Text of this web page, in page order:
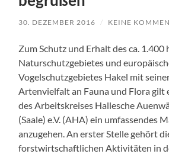
30. DEZEMBER 2016 / KEINE
Zum Schutz und Erhalt des ca. 1.400
Naturschutzgebietes und
Vogelschutzgebietes Hakel mit
Artenvielfalt an Fauna und Flora gilt
des Arbeitskreises Hallesche
(Saale) e.V. (AHA) ein umfassendes
anzugehen. An erster Stelle gehört
forstwirtschaftlichen Aktivitäten in